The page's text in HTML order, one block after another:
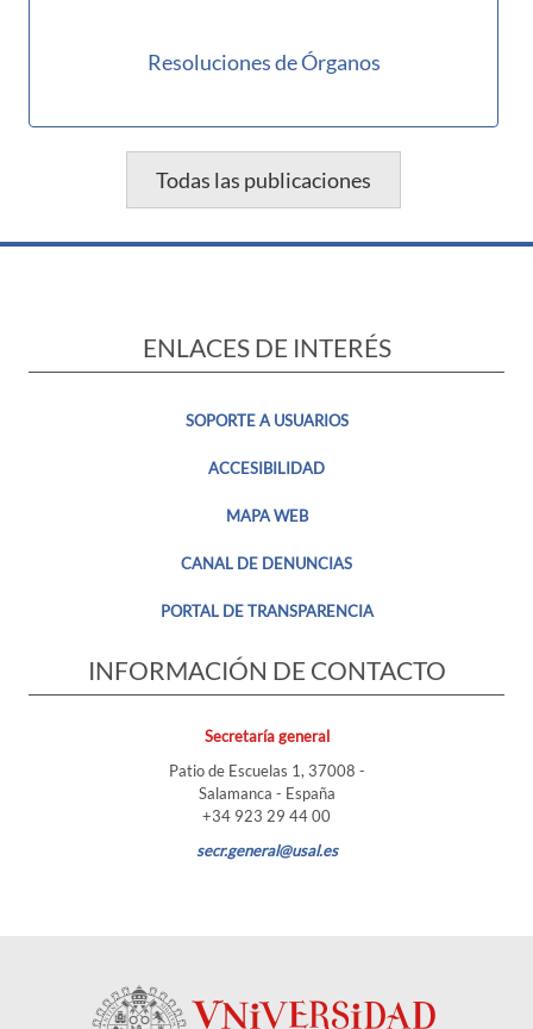
Resoluciones de Órganos
Todas las publicaciones
ENLACES DE INTERÉS
SOPORTE A USUARIOS
ACCESIBILIDAD
MAPA WEB
CANAL DE DENUNCIAS
PORTAL DE TRANSPARENCIA
INFORMACIÓN DE CONTACTO
Secretaría general
Patio de Escuelas 1, 37008 -
Salamanca - España
+34 923 29 44 00
secr.general@usal.es